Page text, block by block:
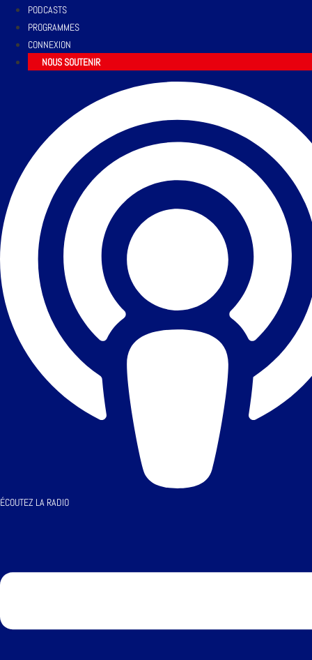
PODCASTS
PROGRAMMES
CONNEXION
NOUS SOUTENIR
ÉCOUTEZ LA RADIO